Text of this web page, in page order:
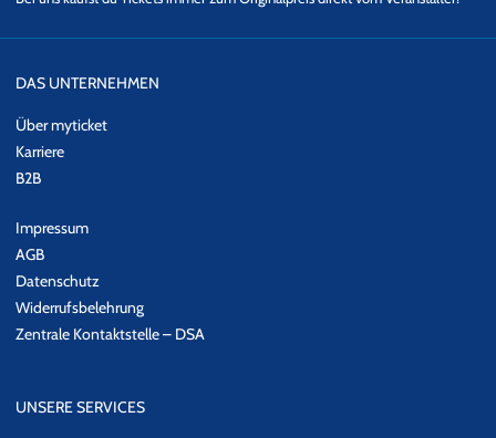
DAS UNTERNEHMEN
Über myticket
Karriere
B2B
Impressum
AGB
Datenschutz
Widerrufsbelehrung
Zentrale Kontaktstelle – DSA
UNSERE SERVICES